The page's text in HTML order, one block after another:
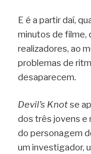
E é a partir daí,
minutos de filme,
realizadores, ao
problemas de
desaparecem.
Devil’s Knotse
dos três jovens e
do personagem
um investigador,